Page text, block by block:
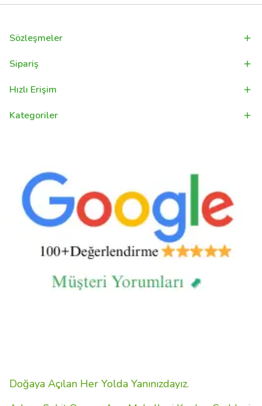
Sözleşmeler
Sipariş
Hızlı Erişim
Kategoriler
Doğaya Açılan Her Yolda Yanınızdayız.